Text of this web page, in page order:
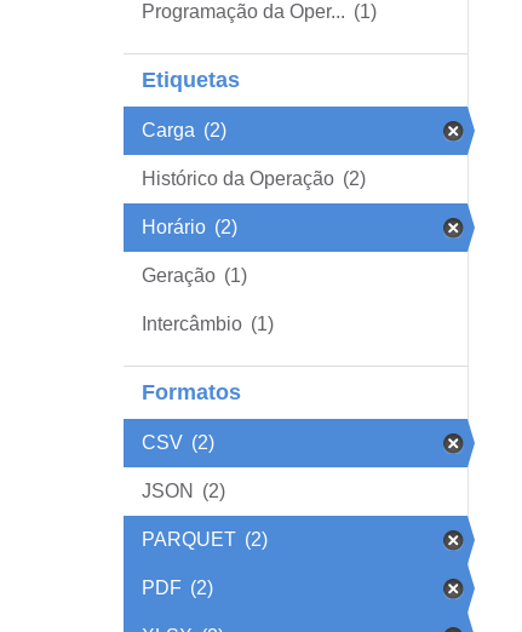
Programação da Oper... (1)
Etiquetas
Carga (2)
Histórico da Operação (2)
Horário (2)
Geração (1)
Intercâmbio (1)
Formatos
CSV (2)
JSON (2)
PARQUET (2)
PDF (2)